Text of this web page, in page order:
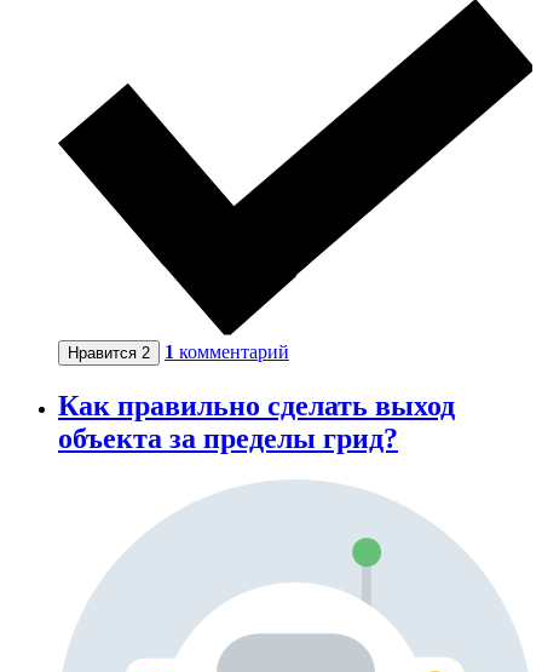
Нравится 2 1 комментарий
Как правильно сделать выход
объекта за пределы грид?